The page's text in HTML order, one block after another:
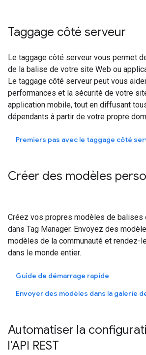
Taggage côté serveur
Le taggage côté serveur vous permet
de la balise de votre site Web ou
Le taggage côté serveur peut vous
performances et la sécurité de votre
application mobile, tout en diffusant
dépendants à partir de votre propre
Premiers pas avec le taggage côté
Créer des modèles
Créez vos propres modèles de balises
dans Tag Manager. Envoyez des
modèles de la communauté et rendez-
dans le monde entier.
Guide de démarrage rapide
Automatiser la
l'API REST